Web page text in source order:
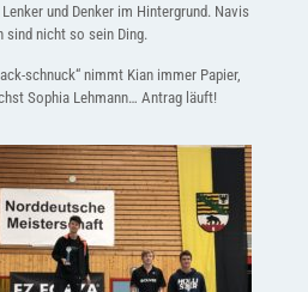
und Denker im Hintergrund. Navis
sind nicht so sein Ding.
schnuck“ nimmt Kian immer Papier,
Sophia Lehmann… Antrag läuft!